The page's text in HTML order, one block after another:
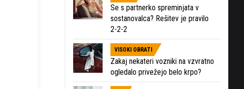
Se s partnerko spreminjata v
sostanovalca? Rešitev je pravilo
2-2-2
VISOKI OBRATI
Zakaj nekateri vozniki na vzvratno
ogledalo privežejo belo krpo?